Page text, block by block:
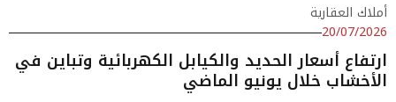
أملاك العقارية
20/07/2026
ارتفاع أسعار الحديد والكيابل الكهربائية وتباين في
الأخشاب خلال يونيو الماضي